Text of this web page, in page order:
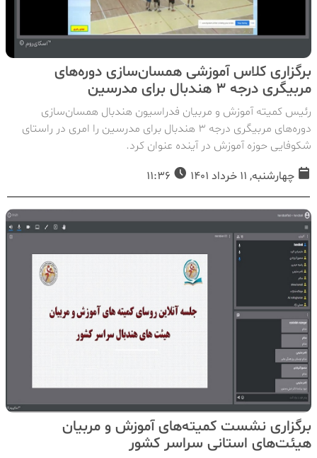
برگزاری کلاس آموزشی همسان‌سازی دوره‌های
مربیگری درجه ۳ هندبال برای مدرسین
رئیس کمیته آموزش و مربیان فدراسیون هندبال همسان‌سازی
دوره‌های مربیگری درجه ۳ هندبال برای مدرسین را امری در راستای
شکوفایی حوزه آموزش در آینده عنوان کرد.
چهارشنبه, 11 خرداد 1401
برگزاری نشست کمیته‌های آموزش و مربیان
هیئت‌های استانی سراسر کشور